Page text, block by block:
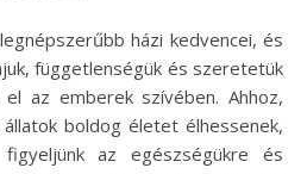
függetlenségük és szeretetük
az emberek szívében. Ahhoz,
boldog életet élhessenek,
az egészségükre és